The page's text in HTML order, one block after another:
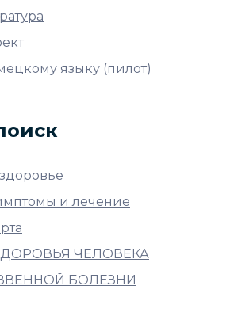
языку (пилот)
и лечение
ЧЕЛОВЕКА
БОЛЕЗНИ